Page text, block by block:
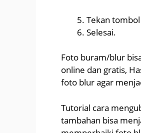
Tekan tombol
Selesai.
Foto buram/blur
online dan gratis,
foto blur agar
Tutorial cara
tambahan bisa